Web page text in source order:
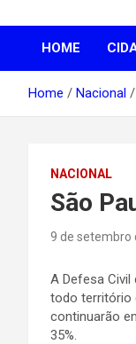
Portal
Parnaíba
HOME
Home Nacional
NACIONAL
São
9 de setembro
A Defesa
todo território
continuarão
35%.